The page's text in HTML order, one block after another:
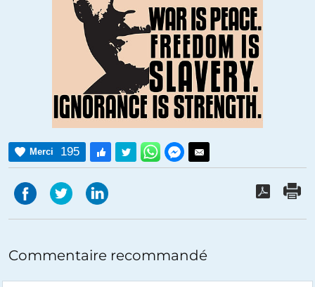
Merci 195
Commentaire recommandé